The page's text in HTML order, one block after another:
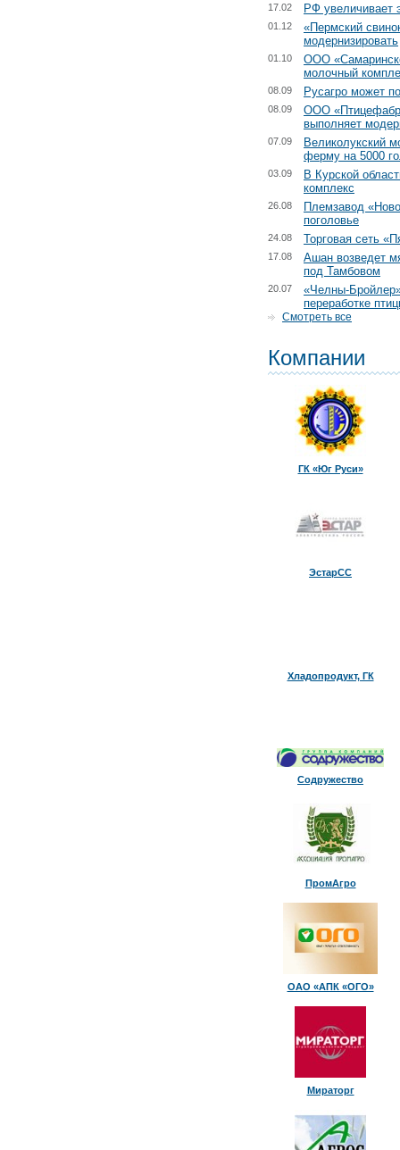
РФ увеличивает
17.02
«Пермский
модернизировать
01.12
ООО
молочный
01.10
Русагро может
08.09
ООО
выполняет
08.09
Великолукский
ферму на 5000
07.09
В Курской
комплекс
03.09
Племзавод
поголовье
26.08
Торговая сеть
24.08
Ашан возведет
под Тамбовом
17.08
«Челны-
переработке
20.07
Смотреть все
Компании
ГК «Юг Руси»
ЭстарСС
Хладопродукт, ГК
Содружество
ПромАгро
ОАО «АПК «ОГО»
Мираторг